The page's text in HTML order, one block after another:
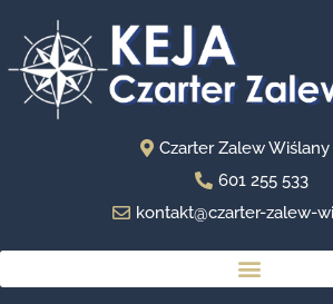
Czarter Zalew
601 255 533
kontakt@czarter-zalew-